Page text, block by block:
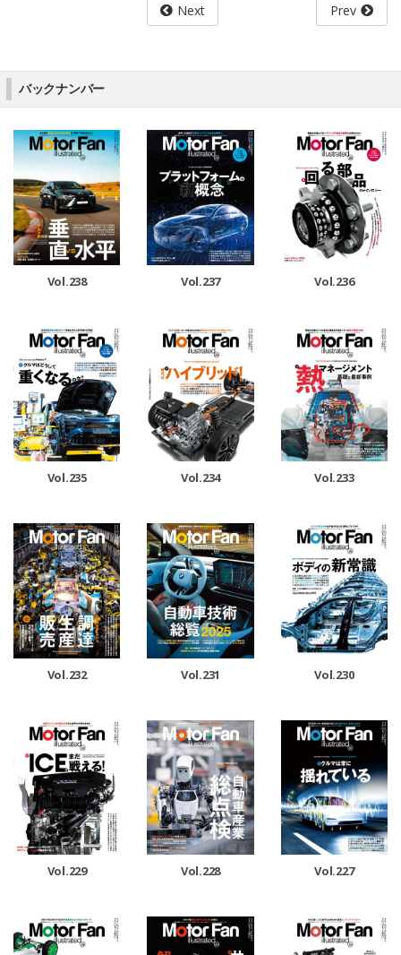
Next Prev
バックナンバー
Vol.238 Vol.237 Vol.236
Vol.235 Vol.234 Vol.233
Vol.232 Vol.231 Vol.230
Vol.229 Vol.228 Vol.227